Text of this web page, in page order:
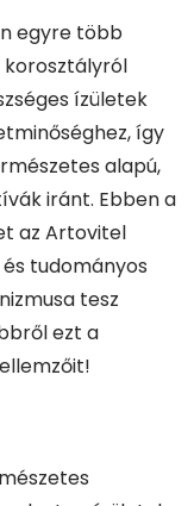
egyre több
ízületek
így
alapú,
iránt. Ebben a
az Artovitel
tudományos
tesz
ezt a